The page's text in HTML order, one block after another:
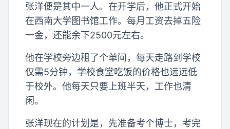
张洋便是其中一人。在开学后，他正式开始
在西南大学图书馆工作。每月工资去掉五险
一金，还能余下2500元左右。
他在学校旁边租了个单间，每天走路到学校
仅需5分钟，学校食堂吃饭的价格也远远低
于校外。他每天只要上班半天，工作也清
闲。
张洋现在的计划是，先准备考个博士，考完